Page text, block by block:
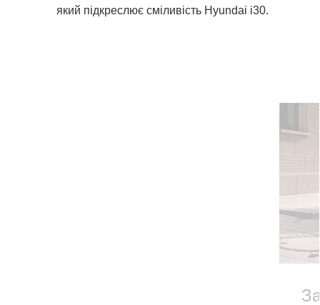
який підкреслює сміливість Hyundai i30.